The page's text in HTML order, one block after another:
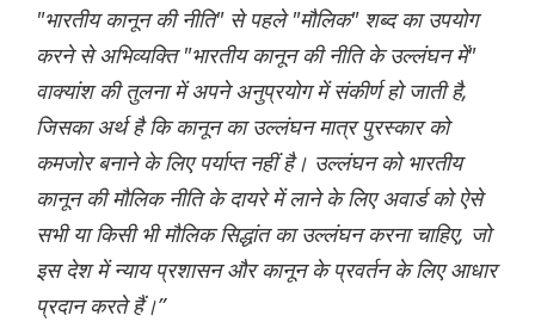
"भारतीय कानून की नीति" से पहले "मौलिक" शब्द का उपयोग
करने से अभिव्यक्ति "भारतीय कानून की नीति के उल्लंघन में"
वाक्यांश की तुलना में अपने अनुप्रयोग में संकीर्ण हो जाती है,
जिसका अर्थ है कि कानून का उल्लंघन मात्र पुरस्कार को
कमजोर बनाने के लिए पर्याप्त नहीं है। उल्लंघन को भारतीय
कानून की मौलिक नीति के दायरे में लाने के लिए अवार्ड को ऐसे
सभी या किसी भी मौलिक सिद्धांत का उल्लंघन करना चाहिए, जो
इस देश में न्याय प्रशासन और कानून के प्रवर्तन के लिए आधार
प्रदान करते हैं।”